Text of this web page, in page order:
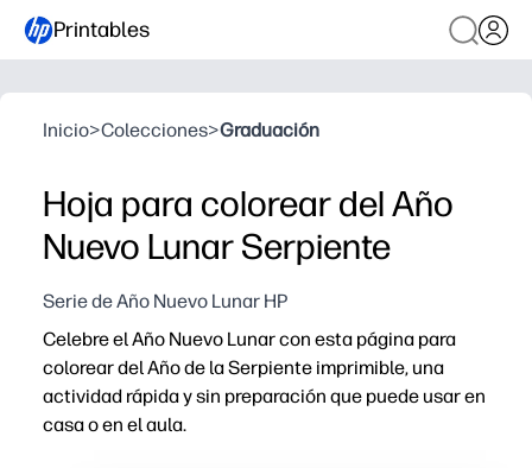
Printables
Inicio>Colecciones>Graduación
Hoja para colorear del Año
Nuevo Lunar Serpiente
Serie de Año Nuevo Lunar HP
Celebre el Año Nuevo Lunar con esta página para
colorear del Año de la Serpiente imprimible, una
actividad rápida y sin preparación que puede usar en
casa o en el aula.